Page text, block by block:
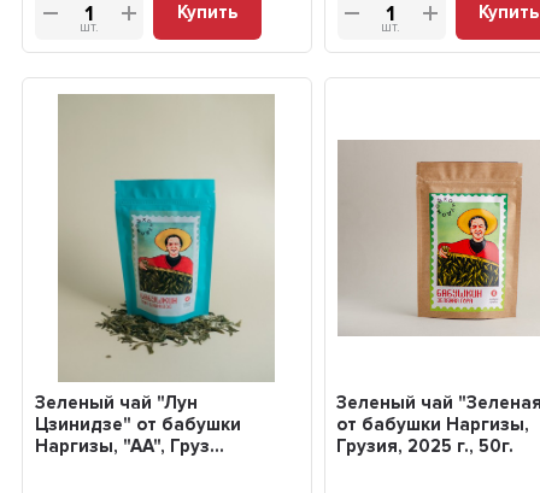
шт.
Купить
шт.
Купить
Зеленый чай "Лун
Цзинидзе" от бабушки
Наргизы, "АА", Груз...
Зеленый чай
от бабушки Наргизы,
Грузия, 2025 г., 50г.